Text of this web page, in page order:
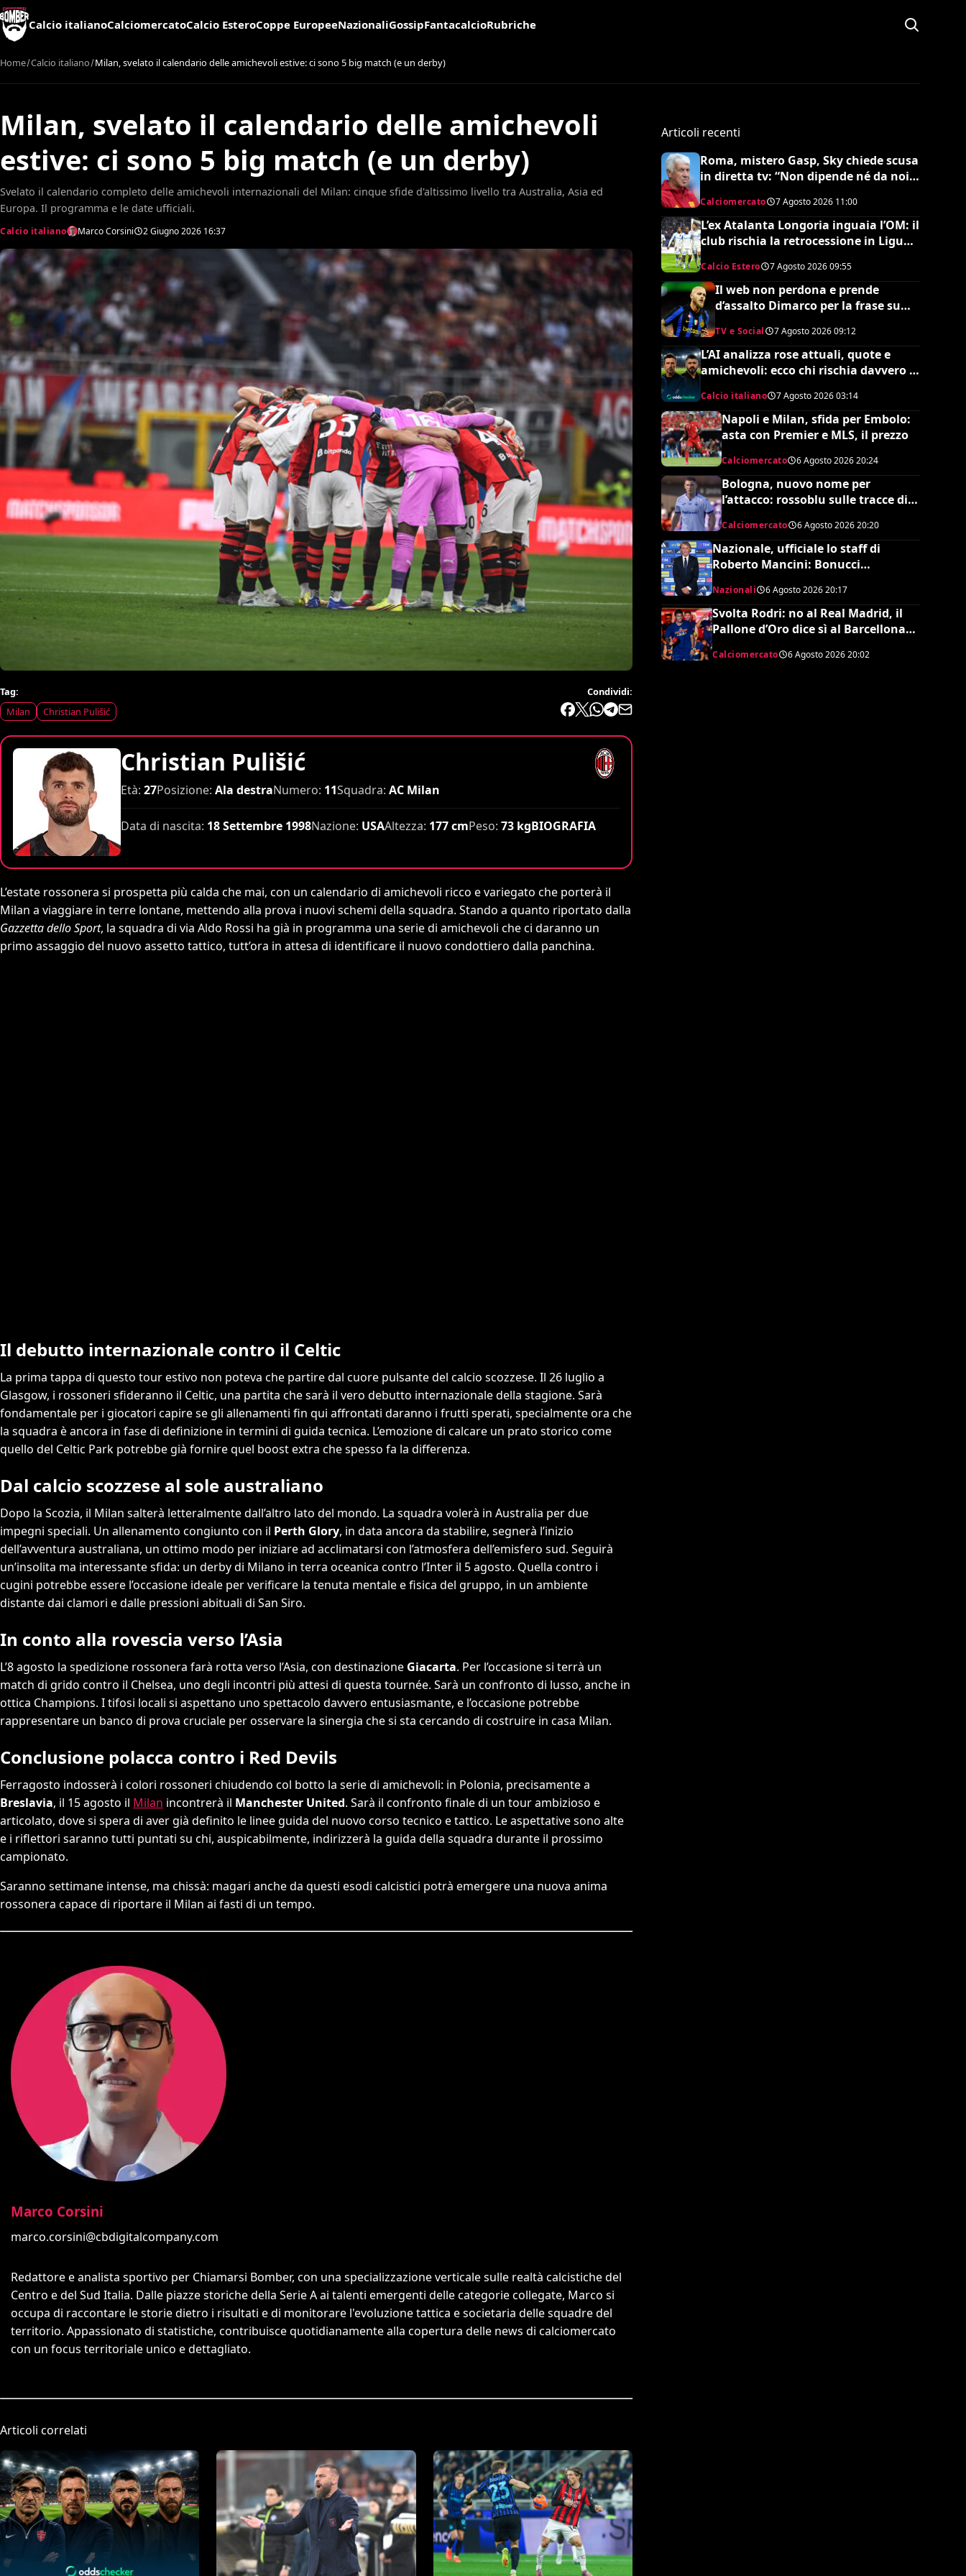
Calcio italianoCalciomercatoCalcio EsteroCoppe EuropeeNazionaliGossipFantacalcioRubriche
Home Calcio italiano Milan, svelato il calendario delle amichevoli estive: ci sono 5 big match (e un derby)
Milan, svelato il calendario delle amichevoli
estive: ci sono 5 big match (e un derby)
Svelato il calendario completo delle amichevoli internazionali del Milan: cinque sfide d'altissimo livello tra Australia, Asia ed
Europa. Il programma e le date ufficiali.
Calcio italiano Marco Corsini 2 Giugno 2026 16:37
Tag:
Milan
Christian Pulišić
Condividi:
Christian Pulišić
Età: 27Posizione: Ala destraNumero: 11Squadra: AC Milan
Data di nascita: 18 Settembre 1998Nazione: USAAltezza: 177 cmPeso: 73 kgBIOGRAFIA
L’estate rossonera si prospetta più calda che mai, con un calendario di amichevoli ricco e variegato che porterà il
Milan a viaggiare in terre lontane, mettendo alla prova i nuovi schemi della squadra. Stando a quanto riportato dalla
Gazzetta dello Sport, la squadra di via Aldo Rossi ha già in programma una serie di amichevoli che ci daranno un
primo assaggio del nuovo assetto tattico, tutt’ora in attesa di identificare il nuovo condottiero dalla panchina.
Il debutto internazionale contro il Celtic
La prima tappa di questo tour estivo non poteva che partire dal cuore pulsante del calcio scozzese. Il 26 luglio a
Glasgow, i rossoneri sfideranno il Celtic, una partita che sarà il vero debutto internazionale della stagione. Sarà
fondamentale per i giocatori capire se gli allenamenti fin qui affrontati daranno i frutti sperati, specialmente ora che
la squadra è ancora in fase di definizione in termini di guida tecnica. L’emozione di calcare un prato storico come
quello del Celtic Park potrebbe già fornire quel boost extra che spesso fa la differenza.
Dal calcio scozzese al sole australiano
Dopo la Scozia, il Milan salterà letteralmente dall’altro lato del mondo. La squadra volerà in Australia per due
impegni speciali. Un allenamento congiunto con il Perth Glory, in data ancora da stabilire, segnerà l’inizio
dell’avventura australiana, un ottimo modo per iniziare ad acclimatarsi con l’atmosfera dell’emisfero sud. Seguirà
un’insolita ma interessante sfida: un derby di Milano in terra oceanica contro l’Inter il 5 agosto. Quella contro i
cugini potrebbe essere l’occasione ideale per verificare la tenuta mentale e fisica del gruppo, in un ambiente
distante dai clamori e dalle pressioni abituali di San Siro.
In conto alla rovescia verso l’Asia
L’8 agosto la spedizione rossonera farà rotta verso l’Asia, con destinazione Giacarta. Per l’occasione si terrà un
match di grido contro il Chelsea, uno degli incontri più attesi di questa tournée. Sarà un confronto di lusso, anche in
ottica Champions. I tifosi locali si aspettano uno spettacolo davvero entusiasmante, e l’occasione potrebbe
rappresentare un banco di prova cruciale per osservare la sinergia che si sta cercando di costruire in casa Milan.
Conclusione polacca contro i Red Devils
Ferragosto indosserà i colori rossoneri chiudendo col botto la serie di amichevoli: in Polonia, precisamente a
Breslavia, il 15 agosto il Milan incontrerà il Manchester United. Sarà il confronto finale di un tour ambizioso e
articolato, dove si spera di aver già definito le linee guida del nuovo corso tecnico e tattico. Le aspettative sono alte
e i riflettori saranno tutti puntati su chi, auspicabilmente, indirizzerà la guida della squadra durante il prossimo
campionato.
Saranno settimane intense, ma chissà: magari anche da questi esodi calcistici potrà emergere una nuova anima
rossonera capace di riportare il Milan ai fasti di un tempo.
Marco Corsini
marco.corsini@cbdigitalcompany.com
Redattore e analista sportivo per Chiamarsi Bomber, con una specializzazione verticale sulle realtà calcistiche del
Centro e del Sud Italia. Dalle piazze storiche della Serie A ai talenti emergenti delle categorie collegate, Marco si
occupa di raccontare le storie dietro i risultati e di monitorare l'evoluzione tattica e societaria delle squadre del
territorio. Appassionato di statistiche, contribuisce quotidianamente alla copertura delle news di calciomercato
con un focus territoriale unico e dettagliato.
Articoli correlati
Articoli recenti
Roma, mistero Gasp, Sky chiede scusa
in diretta tv: “Non dipende né da noi
Calciomercato 7 Agosto 2026 11:00
L’ex Atalanta Longoria inguaia l’OM: il
club rischia la retrocessione in Ligue 2
Calcio Estero 7 Agosto 202609:55
Il web non perdona e prende
d’assalto Dimarco per la frase su
TV e Social 7 Agosto 2026 09:12
L’AI analizza rose attuali, quote e
amichevoli: ecco chi rischia davvero di
un’insospettabile
Calcio italiano 7 Agosto 202603:14
Napoli e Milan, sfida per Embolo:
asta con Premier e MLS, il prezzo
Calciomercato 6 Agosto 202620:24
Bologna, nuovo nome per
l’attacco: rossoblu sulle tracce di
Calciomercato 6 Agosto 2026 20:20
Nazionale, ufficiale lo staff di
Roberto Mancini: Bonucci
collaboratore, Bollini vice
Nazionali 6 Agosto 2026 20:17
Svolta Rodri: no al Real Madrid, il
Pallone d’Oro dice sì al Barcellona
Calciomercato 6 Agosto 2026 20:02